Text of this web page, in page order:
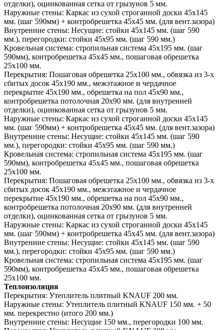
отделки), оцинкованная сетка от грызунов 5 мм.
Наружные стены: Каркас из сухой строганной доски 45х145
мм. (шаг 590мм) + контробрешетка 45х45 мм. (для вент.зазора)
Внутренние стены: Несущие: стойки 45х145 мм. (шаг 590
мм.), перегородки: стойки 45х95 мм. (шаг 590 мм.)
Кровельная система: стропильная система 45х195 мм. (шаг
590мм), контробрешетка 45х45 мм., пошаговая обрешетка
25х100 мм.
Перекрытия: Пошаговая обрешетка 25х100 мм., обвязка из 3-х
сбитых досок 45х190 мм., межэтажное и чердачное
перекрытие 45х190 мм., обрешетка на пол 45х90 мм.,
контробрешетка потолочная 20х90 мм. (для внутренней
отделки), оцинкованная сетка от грызунов 5 мм.
Наружные стены: Каркас из сухой строганной доски 45х145
мм. (шаг 590мм) + контробрешетка 45х45 мм. (для вент.зазора)
Внутренние стены: Несущие: стойки 45х145 мм. (шаг 590
мм.), перегородки: стойки 45х95 мм. (шаг 590 мм.)
Кровельная система: стропильная система 45х195 мм. (шаг
590мм), контробрешетка 45х45 мм., пошаговая обрешетка
25х100 мм.
Перекрытия: Пошаговая обрешетка 25х100 мм., обвязка из 3-х
сбитых досок 45х190 мм., межэтажное и чердачное
перекрытие 45х190 мм., обрешетка на пол 45х90 мм.,
контробрешетка потолочная 20х90 мм. (для внутренней
отделки), оцинкованная сетка от грызунов 5 мм.
Наружные стены: Каркас из сухой строганной доски 45х145
мм. (шаг 590мм) + контробрешетка 45х45 мм. (для вент.зазора)
Внутренние стены: Несущие: стойки 45х145 мм. (шаг 590
мм.), перегородки: стойки 45х95 мм. (шаг 590 мм.)
Кровельная система: стропильная система 45х195 мм. (шаг
590мм), контробрешетка 45х45 мм., пошаговая обрешетка
25х100 мм.
Теплоизоляция
Перекрытия: Утеплитель плитный KNAUF 200 мм.
Наружные стены: Утеплитель плитный KNAUF 150 мм. + 50
мм. перекрестно (итого 200 мм.)
Внутренние стены: Несущие 150 мм., перегородки 100 мм.